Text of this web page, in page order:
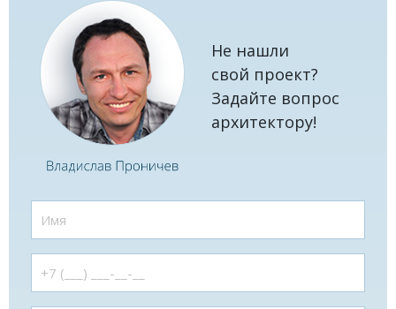
Не нашли
свой проект?
Задайте вопрос
архитектору!